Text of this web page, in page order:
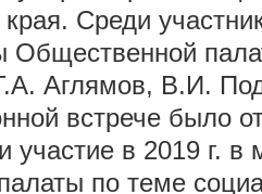
края. Среди
Общественной
Аглямов, В.И.
встрече было
участие в 2019 г. в
по теме